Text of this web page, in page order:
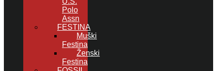
Polo
Assn
FESTINA
Muški
Festina
Ženski
Festina